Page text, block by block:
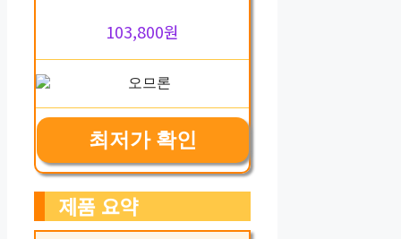
103,800원
최저가 확인
제품 요약